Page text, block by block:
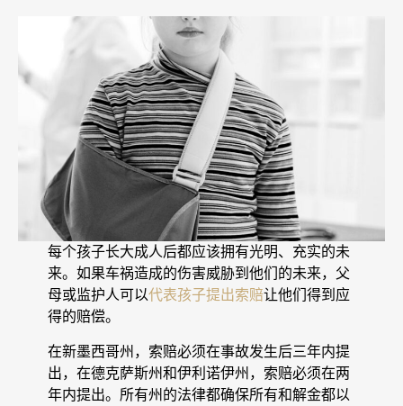
每个孩子长大成人后都应该拥有光明、充实的未
来。如果车祸造成的伤害威胁到他们的未来，父
母或监护人可以代表孩子提出索赔让他们得到应
得的赔偿。
在新墨西哥州，索赔必须在事故发生后三年内提
出，在德克萨斯州和伊利诺伊州，索赔必须在两
年内提出。所有州的法律都确保所有和解金都以